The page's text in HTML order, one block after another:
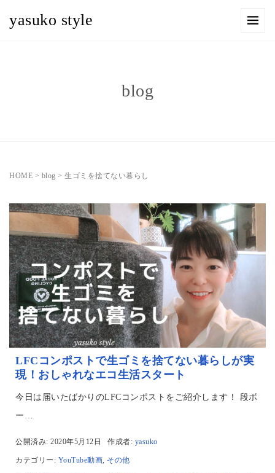
yasuko style
blog
HOME > blog > 生ゴミを捨てない暮らし
LFCコンポストで生ゴミを捨てない暮らしが実
現！おしゃれなエコ生活スタート
今日は届いたばかりのLFCコンポストをご紹介します！ 段ボ
ー…
公開済み: 2020年5月12日 作成者: yasuko
カテゴリー: YouTube動画 その他